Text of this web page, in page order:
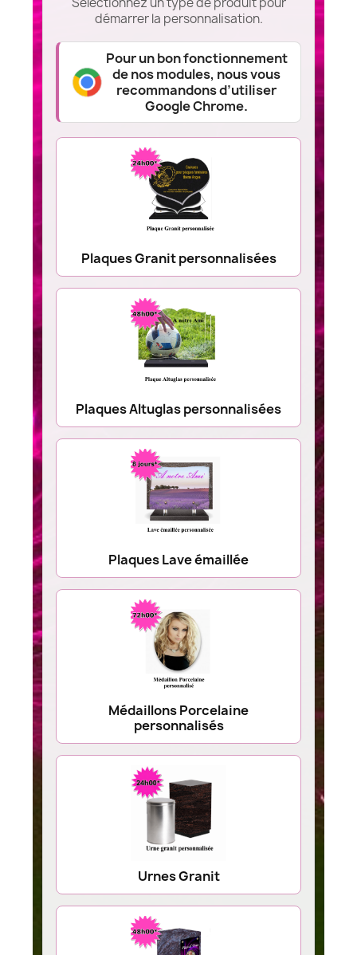
démarrer la personnalisation.
Pour un bon fonctionnement
de nos modules, nous vous
recommandons d’utiliser
Google Chrome.
Plaques Granit personnalisées
Plaques Altuglas personnalisées
Plaques Lave émaillée
Médaillons Porcelaine
personnalisés
Urnes Granit